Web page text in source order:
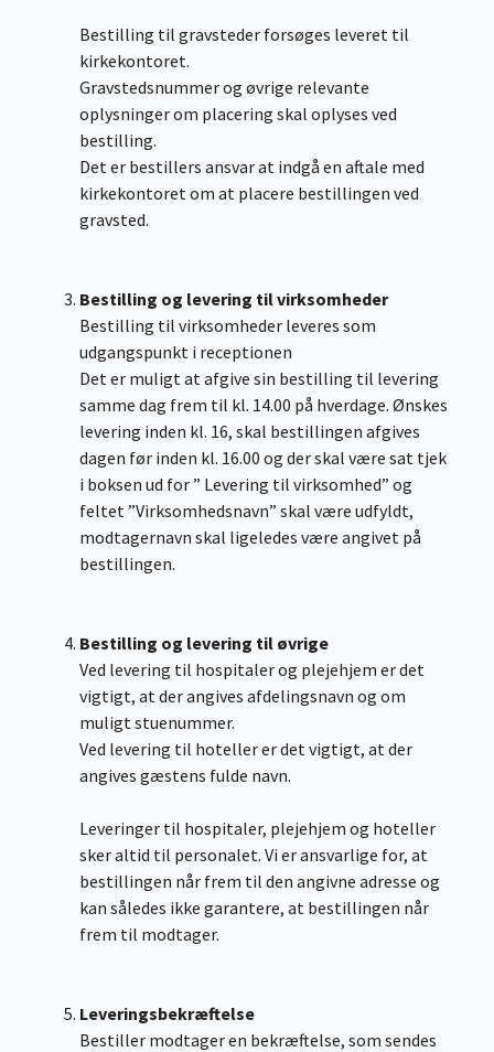
Bestilling til gravsteder forsøges leveret til
kirkekontoret.
Gravstedsnummer og øvrige relevante
oplysninger om placering skal oplyses ved
bestilling.
Det er bestillers ansvar at indgå en aftale med
kirkekontoret om at placere bestillingen ved
gravsted.
Bestilling og levering til virksomheder
Bestilling til virksomheder leveres som
udgangspunkt i receptionen
Det er muligt at afgive sin bestilling til levering
samme dag frem til kl. 14.00 på hverdage. Ønskes
levering inden kl. 16, skal bestillingen afgives
dagen før inden kl. 16.00 og der skal være sat tjek
i boksen ud for ” Levering til virksomhed” og
feltet ”Virksomhedsnavn” skal være udfyldt,
modtagernavn skal ligeledes være angivet på
bestillingen.
Bestilling og levering til øvrige
Ved levering til hospitaler og plejehjem er det
vigtigt, at der angives afdelingsnavn og om
muligt stuenummer.
Ved levering til hoteller er det vigtigt, at der
angives gæstens fulde navn.
Leveringer til hospitaler, plejehjem og hoteller
sker altid til personalet. Vi er ansvarlige for, at
bestillingen når frem til den angivne adresse og
kan således ikke garantere, at bestillingen når
frem til modtager.
Leveringsbekræftelse
Bestiller modtager en bekræftelse, som sendes